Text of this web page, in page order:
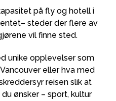
på fly og hotell i
steder der flere av
vil finne sted.
unike opplevelser som
eller hva med
reisen slik at
ønsker – sport, kultur